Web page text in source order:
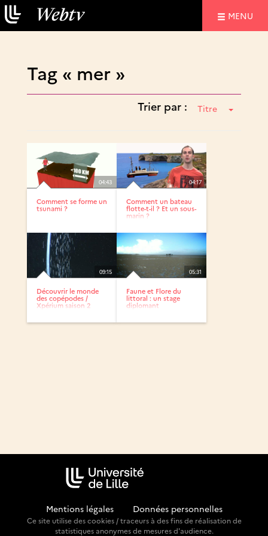
MENU
Tag « mer »
Trier par : Titre
04:43
Comment se forme un
tsunami ?
04:17
Comment un bateau
flotte-t-il ? Et un sous-
marin ?
09:15
Découvrir le monde
des copépodes /
Xpérium saison 2
05:31
Faune et Flore du
littoral : un stage
diplomant
Mentions légales Données personnelles
Ce site utilise des cookies / traceurs à des fins de réalisation de
statistiques anonymes de mesures d'audience.